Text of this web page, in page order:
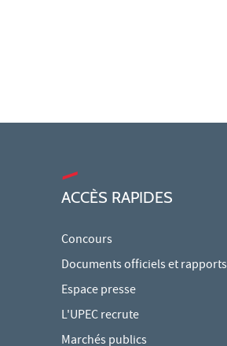
ACCÈS RAPIDES
Concours
Documents officiels et rapports
Espace presse
L'UPEC recrute
Marchés publics